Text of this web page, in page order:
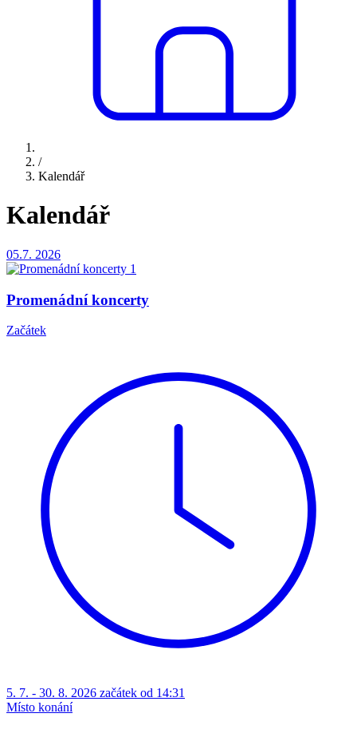
/
Kalendář
Kalendář
05.7. 2026
Promenádní koncerty
Začátek
5. 7. - 30. 8. 2026 začátek od 14:31
Místo konání